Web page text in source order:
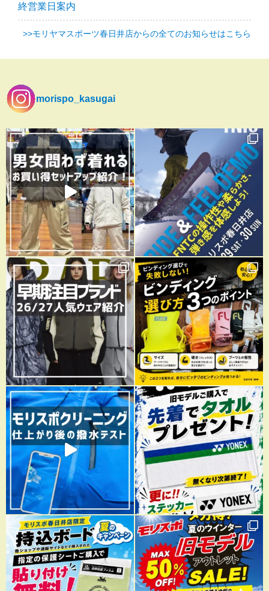
終営業日案内
>>モリヤマスポーツ春日井店からの全てのお知らせはこちら
morispo_kasugai